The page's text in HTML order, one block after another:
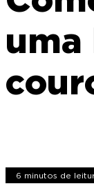
uma
6 minutos de